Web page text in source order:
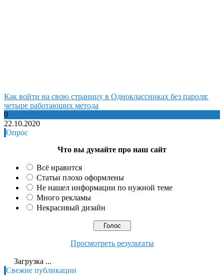
Как войти на свою страницу в Одноклассниках без пароля:
четыре работающих метода
0
22.10.2020
Опрос
Что вы думайте про наш сайт
Всё нравится
Статьи плохо оформлены
Не нашел информации по нужной теме
Много рекламы
Некрасивый дизайн
Просмотреть результаты
Загрузка ...
Свежие публикации